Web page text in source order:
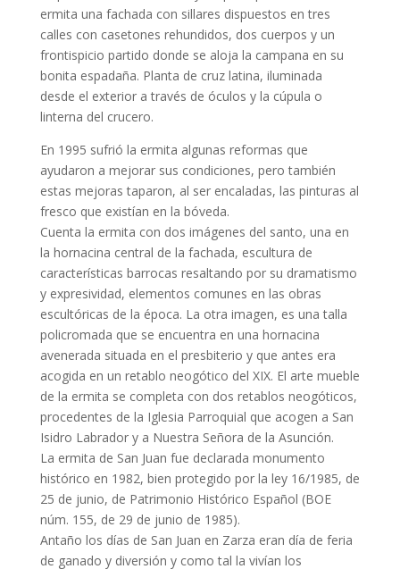
ermita una fachada con sillares dispuestos en tres
calles con casetones rehundidos, dos cuerpos y un
frontispicio partido donde se aloja la campana en su
bonita espadaña. Planta de cruz latina, iluminada
desde el exterior a través de óculos y la cúpula o
linterna del crucero.
En 1995 sufrió la ermita algunas reformas que
ayudaron a mejorar sus condiciones, pero también
estas mejoras taparon, al ser encaladas, las pinturas al
fresco que existían en la bóveda.
Cuenta la ermita con dos imágenes del santo, una en
la hornacina central de la fachada, escultura de
características barrocas resaltando por su dramatismo
y expresividad, elementos comunes en las obras
escultóricas de la época. La otra imagen, es una talla
policromada que se encuentra en una hornacina
avenerada situada en el presbiterio y que antes era
acogida en un retablo neogótico del XIX. El arte mueble
de la ermita se completa con dos retablos neogóticos,
procedentes de la Iglesia Parroquial que acogen a San
Isidro Labrador y a Nuestra Señora de la Asunción.
La ermita de San Juan fue declarada monumento
histórico en 1982, bien protegido por la ley 16/1985, de
25 de junio, de Patrimonio Histórico Español (BOE
núm. 155, de 29 de junio de 1985).
Antaño los días de San Juan en Zarza eran día de feria
de ganado y diversión y como tal la vivían los